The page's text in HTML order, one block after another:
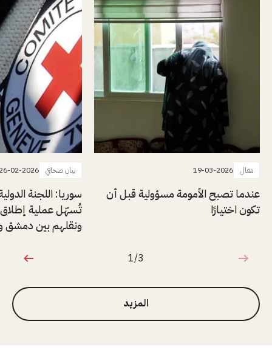
مقال 19-03-2026
عندما تصبح الأمومة مسؤولية قبل أن
تكون اختيارًا
بيان صحافي 02-2026
سوريا: اللجنة
ونقلهم بين دمشق
1 من 3
1/3
المزيد